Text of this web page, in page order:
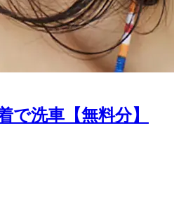
で洗車【無料分】